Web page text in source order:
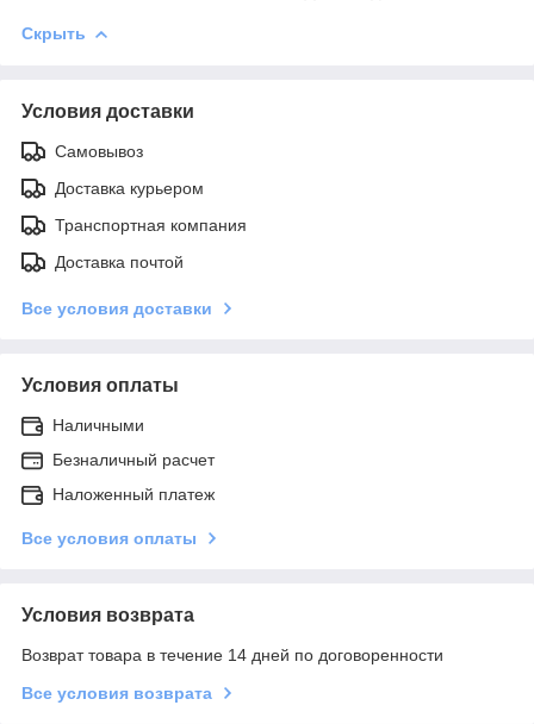
Скрыть
Условия доставки
Самовывоз
Доставка курьером
Транспортная компания
Доставка почтой
Все условия доставки
Условия оплаты
Наличными
Безналичный расчет
Наложенный платеж
Все условия оплаты
Условия возврата
Возврат товара в течение 14 дней по договоренности
Все условия возврата